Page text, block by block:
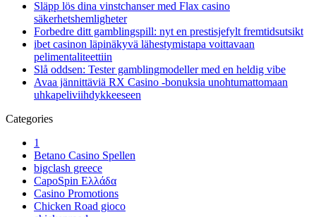
Släpp lös dina vinstchanser med Flax casino
säkerhetshemligheter
Forbedre ditt gamblingspill: nyt en prestisjefylt fremtidsutsikt
ibet casinon läpinäkyvä lähestymistapa voittavaan
pelimentaliteettiin
Slå oddsen: Tester gamblingmodeller med en heldig vibe
Avaa jännittäviä RX Casino -bonuksia unohtumattomaan
uhkapeliviihdykkeeseen
Categories
1
Betano Casino Spellen
bigclash greece
CapoSpin Ελλάδα
Casino Promotions
Chicken Road gioco